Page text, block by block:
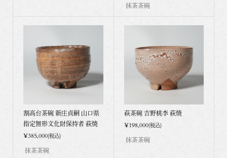
抹茶茶碗
割高台茶碗 新庄貞嗣 山口県
指定無形文化財保持者 萩焼
¥385,000(税込)
抹茶茶碗
萩茶碗 吉野桃李 萩焼
¥198,000(税込)
抹茶茶碗